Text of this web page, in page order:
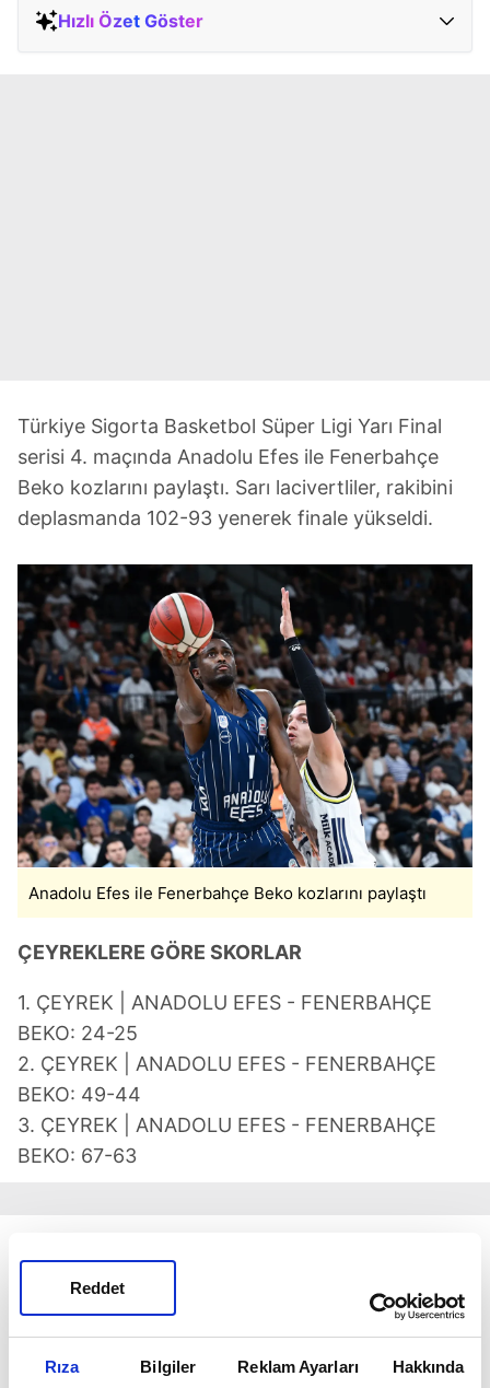
Rıza Bilgiler Reklam Ayarları Hakkında
Reddet
Hızlı Özet Göster
Türkiye Sigorta Basketbol Süper Ligi Yarı Final
serisi 4. maçında Anadolu Efes ile Fenerbahçe
Beko kozlarını paylaştı. Sarı lacivertliler, rakibini
deplasmanda 102-93 yenerek finale yükseldi.
Anadolu Efes ile Fenerbahçe Beko kozlarını paylaştı
ÇEYREKLERE GÖRE SKORLAR
1. ÇEYREK | ANADOLU EFES - FENERBAHÇE
BEKO: 24-25
2. ÇEYREK | ANADOLU EFES - FENERBAHÇE
BEKO: 49-44
3. ÇEYREK | ANADOLU EFES - FENERBAHÇE
BEKO: 67-63